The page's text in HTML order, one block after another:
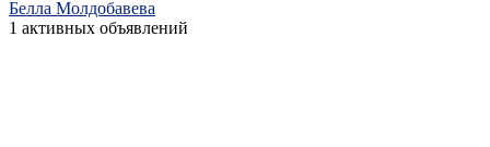
Белла Молдобавева
1 активных объявлений